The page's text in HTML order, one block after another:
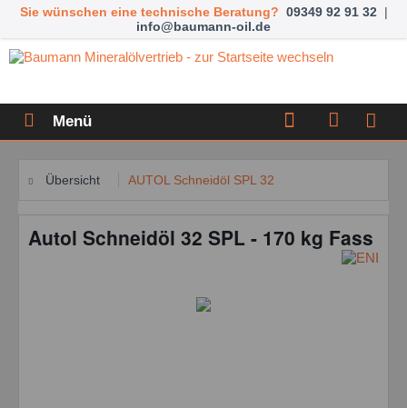
Sie wünschen eine technische Beratung? 09349 92 91 32 |
info@baumann-oil.de
Menü
Übersicht AUTOL Schneidöl SPL 32
Autol Schneidöl 32 SPL - 170 kg Fass